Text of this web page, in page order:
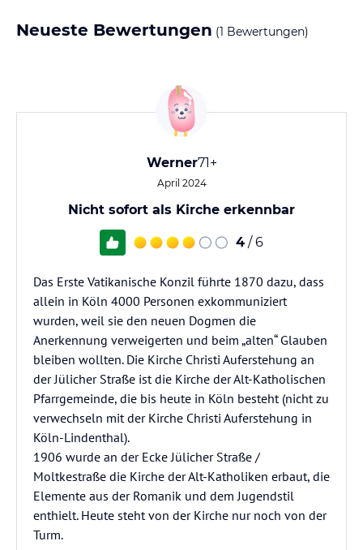
Neueste Bewertungen (1 Bewertungen)
Werner71+
April 2024
Nicht sofort als Kirche erkennbar
4 / 6
Das Erste Vatikanische Konzil führte 1870 dazu, dass
allein in Köln 4000 Personen exkommuniziert
wurden, weil sie den neuen Dogmen die
Anerkennung verweigerten und beim „alten“ Glauben
bleiben wollten. Die Kirche Christi Auferstehung an
der Jülicher Straße ist die Kirche der Alt-Katholischen
Pfarrgemeinde, die bis heute in Köln besteht (nicht zu
verwechseln mit der Kirche Christi Auferstehung in
Köln-Lindenthal).
1906 wurde an der Ecke Jülicher Straße /
Moltkestraße die Kirche der Alt-Katholiken erbaut, die
Elemente aus der Romanik und dem Jugendstil
enthielt. Heute steht von der Kirche nur noch von der
Turm.